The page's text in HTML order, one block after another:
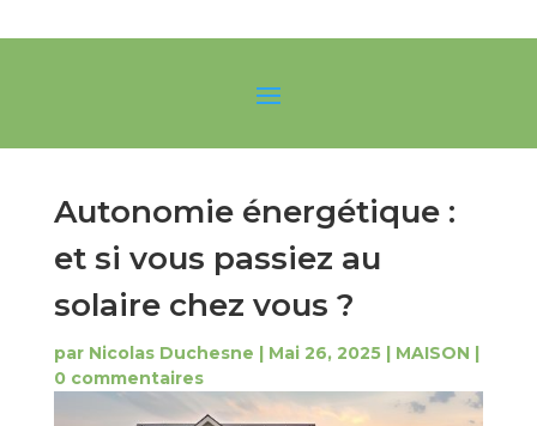
Autonomie énergétique :
et si vous passiez au
solaire chez vous ?
par Nicolas Duchesne | Mai 26, 2025| MAISON |
0 commentaires